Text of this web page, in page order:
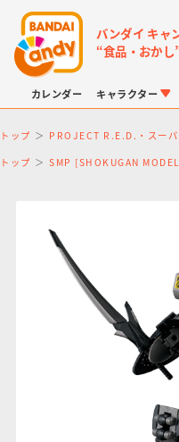
バンダイ キャ
“食品・おか
カレンダー キャラクター
LINK TRAVELERS プ
ガ
チョコボックス
にふ
＆
トップ PROJECT R.E.D.・スーパ
トップ SMP [SHOKUGAN